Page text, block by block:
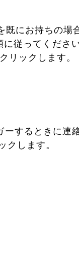
にお持ちの場
従ってくださ
するときに連
クします。